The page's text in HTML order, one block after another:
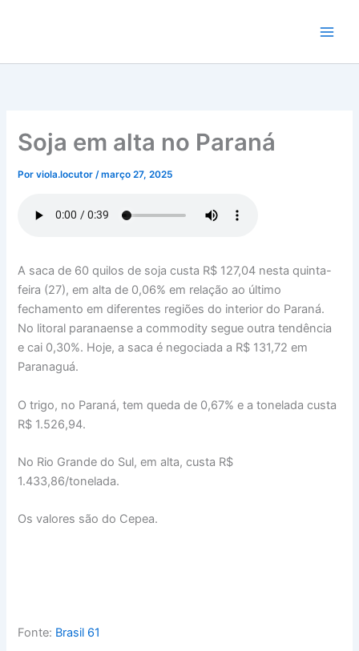
conteúdo
Soja em alta no Paraná
Porviola.locutor/março 27, 2025
A saca de 60 quilos de soja custa R$ 127,04 nesta quinta-
feira (27), em alta de 0,06% em relação ao último
fechamento em diferentes regiões do interior do Paraná.
No litoral paranaense a commodity segue outra tendência
e cai 0,30%. Hoje, a saca é negociada a R$ 131,72 em
Paranaguá.
O trigo, no Paraná, tem queda de 0,67% e a tonelada custa
R$ 1.526,94.
No Rio Grande do Sul, em alta, custa R$
1.433,86/tonelada.
Os valores são do Cepea.
Fonte: Brasil 61